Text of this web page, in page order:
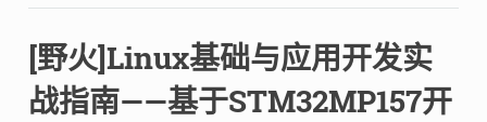
[野火]Linux基础与应用开发实
战指南——基于STM32MP157开